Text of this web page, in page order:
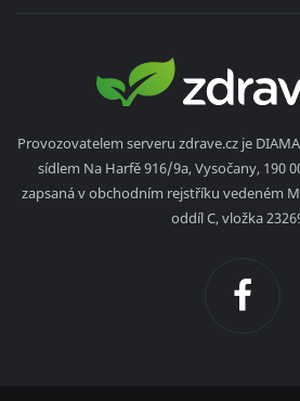
Provozovatelem serveru zdrave.cz je
sídlem Na Harfě 916/9a, Vysočany, 190
zapsaná v obchodním rejstříku vedeném
oddíl C, vložka